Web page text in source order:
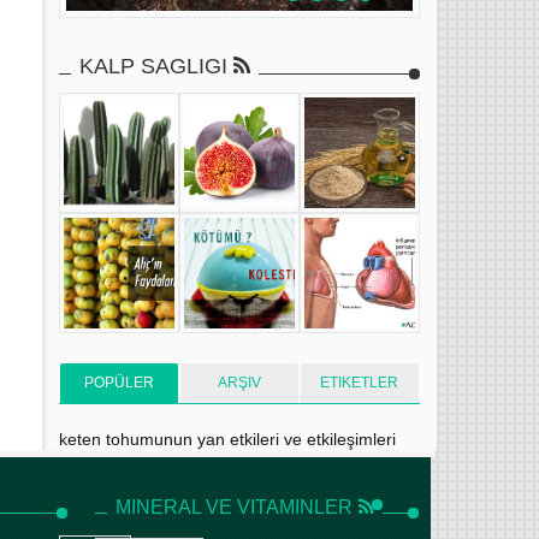
KALP SAGLIGI
POPÜLER ARŞIV ETIKETLER
keten tohumunun yan etkileri ve etkileşimleri
aşağıdaki ilaçlardan hi...
MINERAL VE VITAMINLER